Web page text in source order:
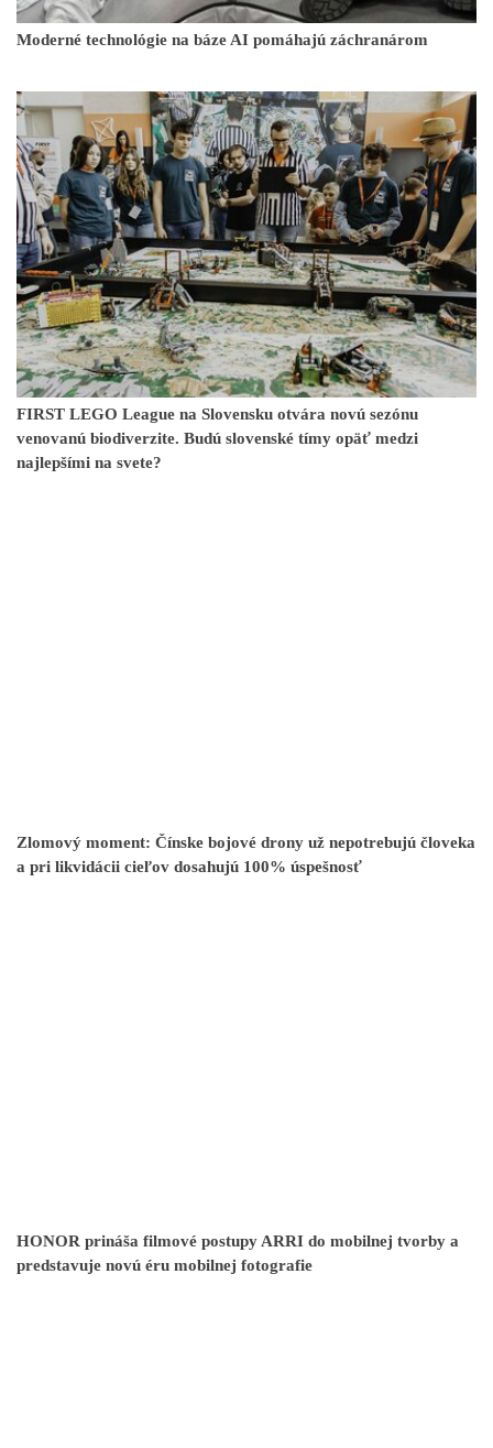
Moderné technológie na báze AI pomáhajú záchranárom
FIRST LEGO League na Slovensku otvára novú sezónu
venovanú biodiverzite. Budú slovenské tímy opäť medzi
najlepšími na svete?
Zlomový moment: Čínske bojové drony už nepotrebujú človeka
a pri likvidácii cieľov dosahujú 100% úspešnosť
HONOR prináša filmové postupy ARRI do mobilnej tvorby a
predstavuje novú éru mobilnej fotografie